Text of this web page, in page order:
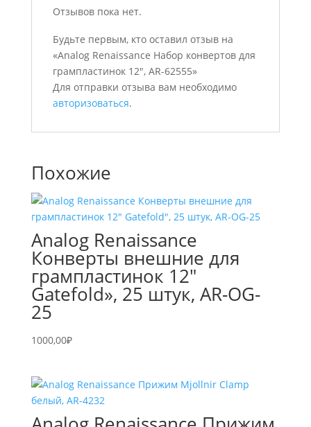
Отзывов пока нет.
Будьте первым, кто оставил отзыв на
«Analog Renaissance Набор конвертов для
грампластинок 12″, AR-62555»
Для отправки отзыва вам необходимо
авторизоваться.
Похожие
Analog Renaissance
Конверты внешние для
грампластинок 12″
Gatefold», 25 штук, AR-OG-
25
1000,00₽